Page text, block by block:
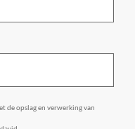
de opslag en verwerking van